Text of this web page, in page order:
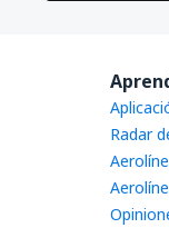
Radar